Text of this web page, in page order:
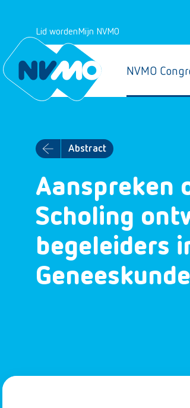
Lid wordenMijn NVMO
NVMO
Abstract
Aanspreken
Scholing
begeleiders